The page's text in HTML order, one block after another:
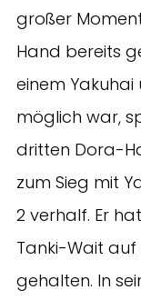
großer
Hand bereits
einem Yakuhai
möglich war,
dritten Dora-
zum Sieg mit
2 verhalf. Er
Tanki-Wait auf
gehalten. In